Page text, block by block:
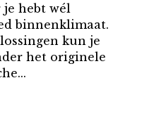
je hebt wél
binnenklimaat.
kun je
het originele